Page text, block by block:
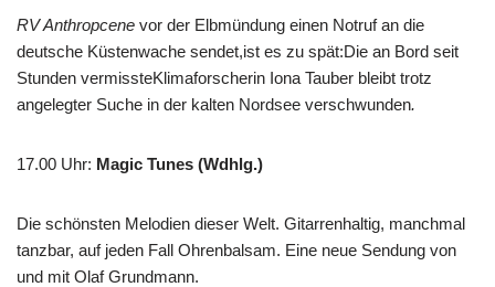
RV Anthropcene vor der Elbmündung einen Notruf an die
deutsche Küstenwache sendet,ist es zu spät:Die an Bord seit
Stunden vermissteKlimaforscherin Iona Tauber bleibt trotz
angelegter Suche in der kalten Nordsee verschwunden.
17.00 Uhr: Magic Tunes (Wdhlg.)
Die schönsten Melodien dieser Welt. Gitarrenhaltig, manchmal
tanzbar, auf jeden Fall Ohrenbalsam. Eine neue Sendung von
und mit Olaf Grundmann.